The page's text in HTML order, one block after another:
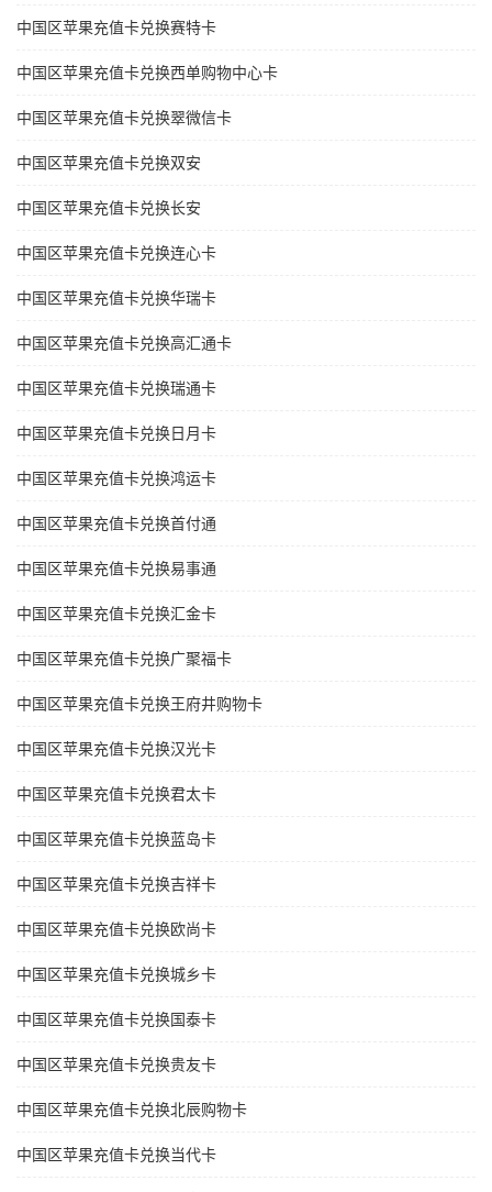
中国区苹果充值卡兑换赛特卡
中国区苹果充值卡兑换西单购物中心卡
中国区苹果充值卡兑换翠微信卡
中国区苹果充值卡兑换双安
中国区苹果充值卡兑换长安
中国区苹果充值卡兑换连心卡
中国区苹果充值卡兑换华瑞卡
中国区苹果充值卡兑换高汇通卡
中国区苹果充值卡兑换瑞通卡
中国区苹果充值卡兑换日月卡
中国区苹果充值卡兑换鸿运卡
中国区苹果充值卡兑换首付通
中国区苹果充值卡兑换易事通
中国区苹果充值卡兑换汇金卡
中国区苹果充值卡兑换广聚福卡
中国区苹果充值卡兑换王府井购物卡
中国区苹果充值卡兑换汉光卡
中国区苹果充值卡兑换君太卡
中国区苹果充值卡兑换蓝岛卡
中国区苹果充值卡兑换吉祥卡
中国区苹果充值卡兑换欧尚卡
中国区苹果充值卡兑换城乡卡
中国区苹果充值卡兑换国泰卡
中国区苹果充值卡兑换贵友卡
中国区苹果充值卡兑换北辰购物卡
中国区苹果充值卡兑换当代卡